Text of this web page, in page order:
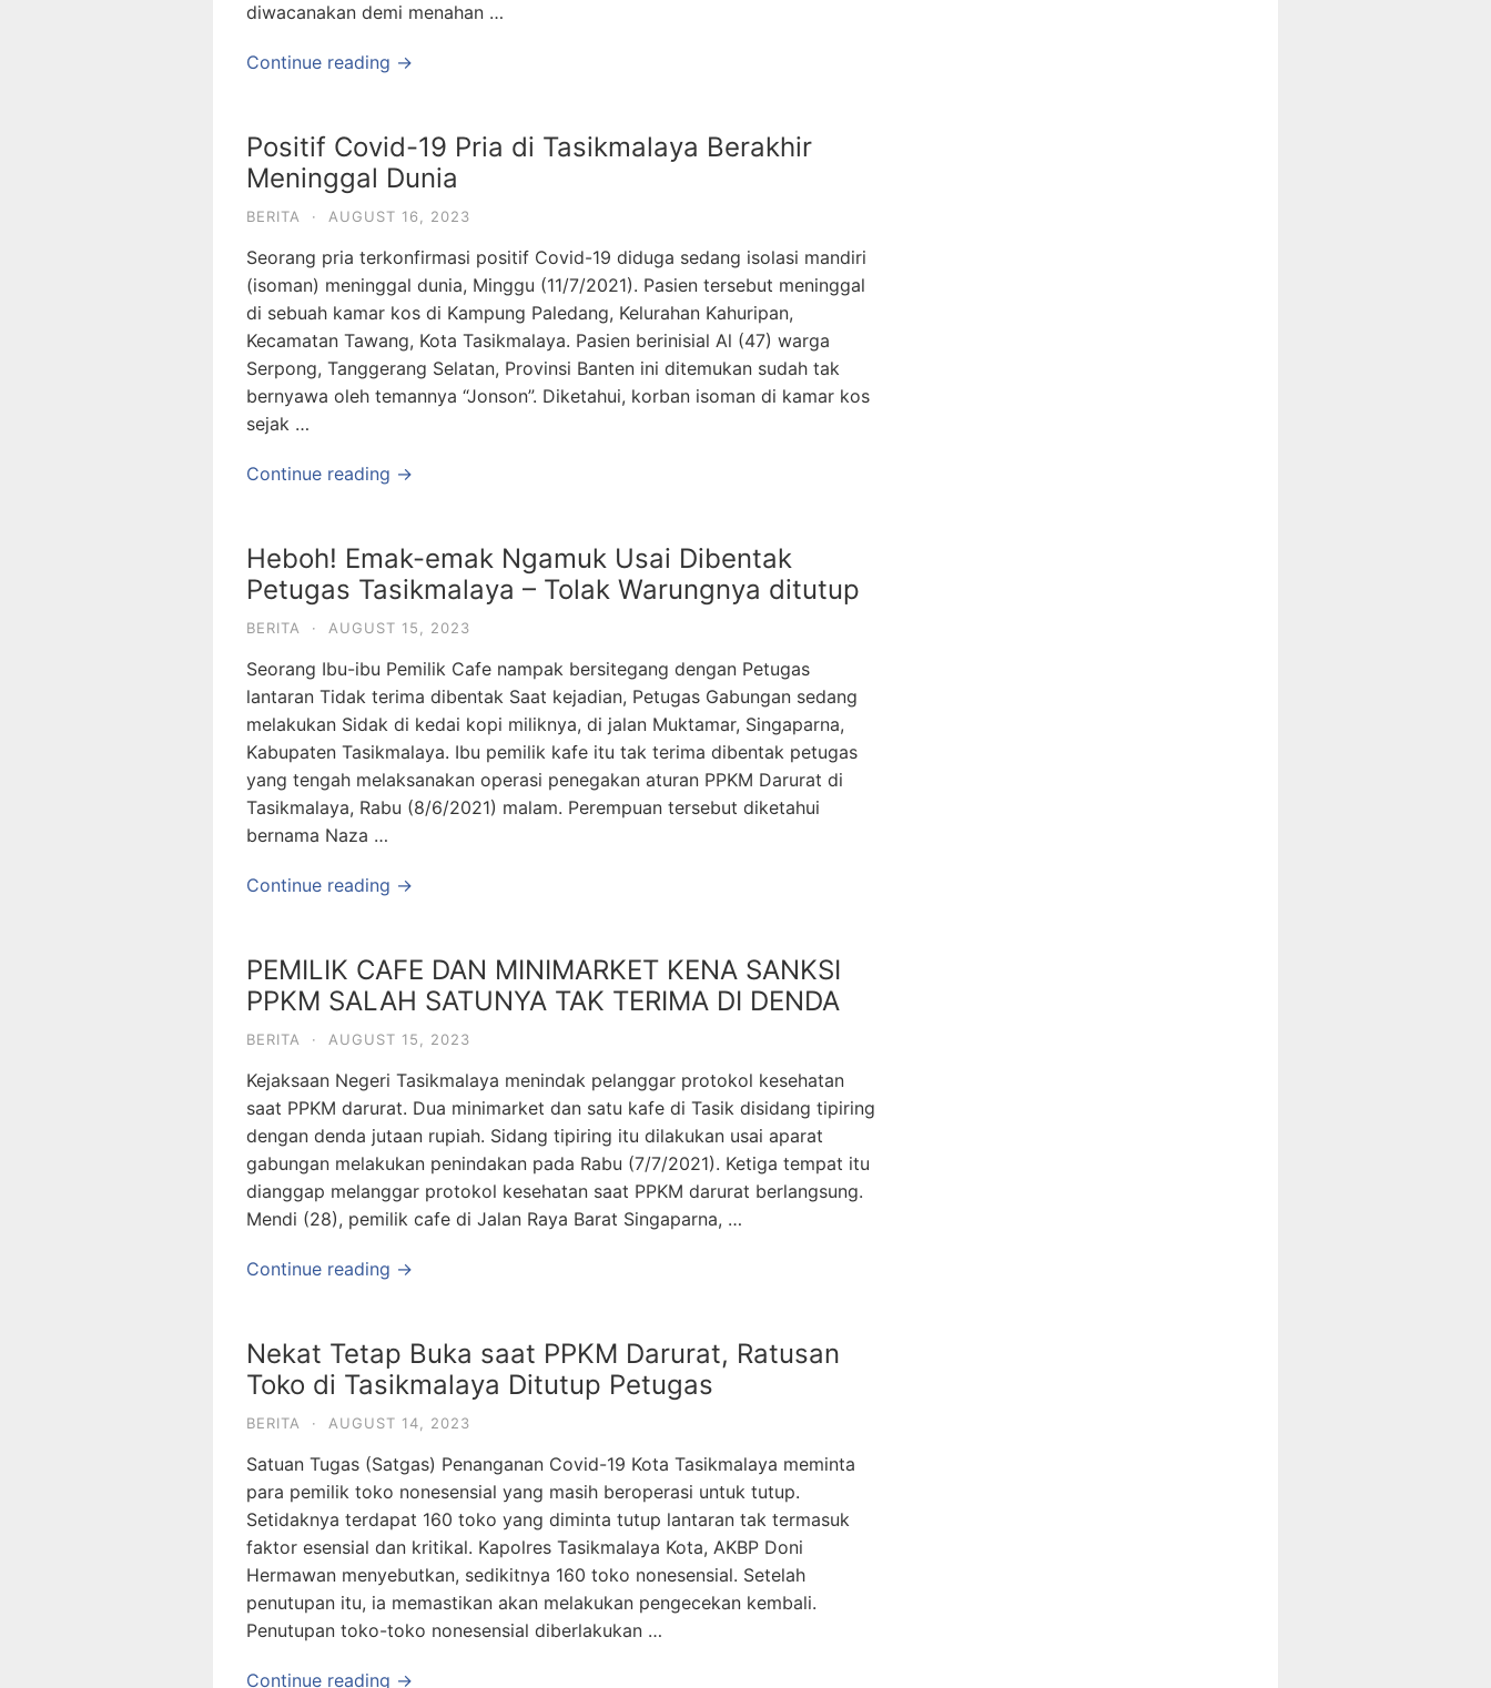
diwacanakan demi menahan …
Continue reading →
Positif Covid-19 Pria di Tasikmalaya Berakhir
Meninggal Dunia
BERITA · AUGUST 16, 2023
Seorang pria terkonfirmasi positif Covid-19 diduga sedang isolasi mandiri
(isoman) meninggal dunia, Minggu (11/7/2021). Pasien tersebut meninggal
di sebuah kamar kos di Kampung Paledang, Kelurahan Kahuripan,
Kecamatan Tawang, Kota Tasikmalaya. Pasien berinisial Al (47) warga
Serpong, Tanggerang Selatan, Provinsi Banten ini ditemukan sudah tak
bernyawa oleh temannya “Jonson”. Diketahui, korban isoman di kamar kos
sejak …
Continue reading →
Heboh! Emak-emak Ngamuk Usai Dibentak
Petugas Tasikmalaya – Tolak Warungnya ditutup
BERITA · AUGUST 15, 2023
Seorang Ibu-ibu Pemilik Cafe nampak bersitegang dengan Petugas
lantaran Tidak terima dibentak Saat kejadian, Petugas Gabungan sedang
melakukan Sidak di kedai kopi miliknya, di jalan Muktamar, Singaparna,
Kabupaten Tasikmalaya. Ibu pemilik kafe itu tak terima dibentak petugas
yang tengah melaksanakan operasi penegakan aturan PPKM Darurat di
Tasikmalaya, Rabu (8/6/2021) malam. Perempuan tersebut diketahui
bernama Naza …
Continue reading →
PEMILIK CAFE DAN MINIMARKET KENA SANKSI
PPKM SALAH SATUNYA TAK TERIMA DI DENDA
BERITA · AUGUST 15, 2023
Kejaksaan Negeri Tasikmalaya menindak pelanggar protokol kesehatan
saat PPKM darurat. Dua minimarket dan satu kafe di Tasik disidang tipiring
dengan denda jutaan rupiah. Sidang tipiring itu dilakukan usai aparat
gabungan melakukan penindakan pada Rabu (7/7/2021). Ketiga tempat itu
dianggap melanggar protokol kesehatan saat PPKM darurat berlangsung.
Mendi (28), pemilik cafe di Jalan Raya Barat Singaparna, …
Continue reading →
Nekat Tetap Buka saat PPKM Darurat, Ratusan
Toko di Tasikmalaya Ditutup Petugas
BERITA · AUGUST 14, 2023
Satuan Tugas (Satgas) Penanganan Covid-19 Kota Tasikmalaya meminta
para pemilik toko nonesensial yang masih beroperasi untuk tutup.
Setidaknya terdapat 160 toko yang diminta tutup lantaran tak termasuk
faktor esensial dan kritikal. Kapolres Tasikmalaya Kota, AKBP Doni
Hermawan menyebutkan, sedikitnya 160 toko nonesensial. Setelah
penutupan itu, ia memastikan akan melakukan pengecekan kembali.
Penutupan toko-toko nonesensial diberlakukan …
Continue reading →